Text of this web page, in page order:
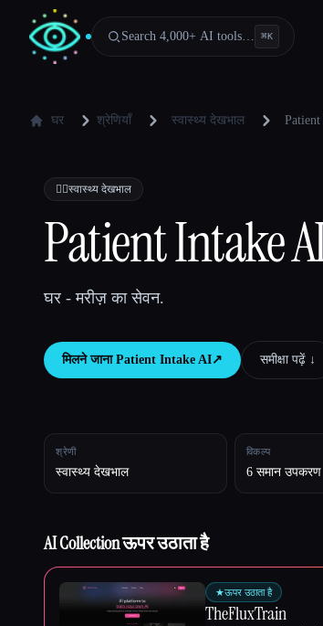
Search 4,000+ AI tools… ⌘K
घर श्रेणियाँ स्वास्थ्य देखभाल
👩‍⚕️स्वास्थ्य देखभाल
Patient Intake
घर - मरीज़ का सेवन.
मिलने जाना Patient Intake AI↗︎ समीक्षा पढ़ें ↓︎
श्रेणी
स्वास्थ्य देखभाल
विकल्प
6 समान उपकरण
AI Collection ऊपर उठाता है
★ऊपर उठाता है
TheFluxTrain